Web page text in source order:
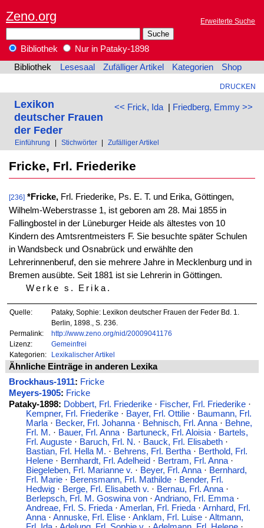
Zeno.org Erweiterte Suche
Bibliothek
Nur in Pataky-1898
Bibliothek
Lesesaal Zufälliger Artikel Kategorien Shop
DRUCKEN
<< Frick, Ida| Friedberg, Emmy >>
Lexikon
deutscher Frauen
der Feder
Einführung Stichwörter Zufälliger Artikel
Fricke, Frl. Friederike
[236] *Fricke,Frl. Friederike, Ps. E. T. und Erika, Göttingen,
Wilhelm-Weberstrasse 1, ist geboren am 28. Mai 1855 in
Fallingbostel in der Lüneburger Heide als ältestes von 10
Kindern des Amtsrentmeisters F. Sie besuchte später Schulen
in Wandsbeck und Osnabrück und erwählte den
Lehrerinnenberuf, den sie mehrere Jahre in Mecklenburg und in
Bremen ausübte. Seit 1881 ist sie Lehrerin in Göttingen.
Werke s. Erika.
Quelle:
Pataky, Sophie: Lexikon deutscher Frauen der Feder Bd. 1.
Berlin, 1898., S. 236.
Permalink:
http://www.zeno.org/nid/20009041176
Lizenz:
Gemeinfrei
Kategorien:
Lexikalischer Artikel
Ähnliche Einträge in anderen Lexika
Brockhaus-1911: Fricke
Meyers-1905: Fricke
Pataky-1898: Dobbert, Frl. Friederike· Fischer, Frl. Friederike·
Kempner, Frl. Friederike· Bayer, Frl. Ottilie· Baumann, Frl.
Marla· Becker, Frl. Johanna· Behnisch, Frl. Anna· Behne,
Frl. M. · Bauer, Frl. Anna· Bartuneck, Frl. Aloisia· Bartels,
Frl. Auguste· Baruch, Frl. N. · Bauck, Frl. Elisabeth·
Bastian, Frl. Hella M. · Behrens, Frl. Bertha· Berthold, Frl.
Helene· Bernhardt, Frl. Adelheid · Bertram, Frl. Anna·
Biegeleben, Frl. Marianne v. · Beyer, Frl. Anna· Bernhard,
Frl. Marie· Berensmann, Frl. Mathilde· Bender, Frl.
Hedwig· Berge, Frl. Elisabeth v. · Bernau, Frl. Anna·
Berlepsch, Frl. M. Goswina von· Andriano, Frl. Emma·
Andreae, Frl. S. Frieda· Amerlan, Frl. Frieda· Arnhard, Frl.
Anna· Annuske, Frl. Elise· Anklam, Frl. Luise· Altmann,